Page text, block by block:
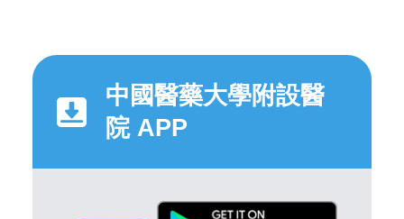
中國醫藥大學附設醫
院 APP